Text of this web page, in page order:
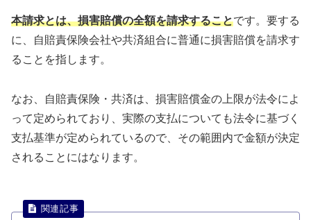
本請求とは、損害賠償の全額を請求することです。要する
に、自賠責保険会社や共済組合に普通に損害賠償を請求す
ることを指します。
なお、自賠責保険・共済は、損害賠償金の上限が法令によ
って定められており、実際の支払についても法令に基づく
支払基準が定められているので、その範囲内で金額が決定
されることにはなります。